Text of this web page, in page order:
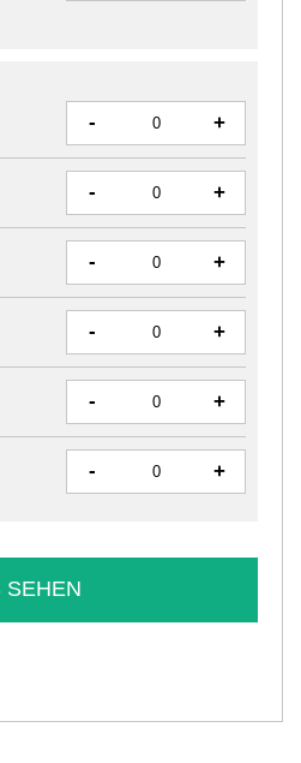
- +
- +
- +
- +
- +
- +
SEHEN